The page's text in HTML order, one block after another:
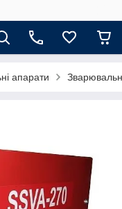
апарати